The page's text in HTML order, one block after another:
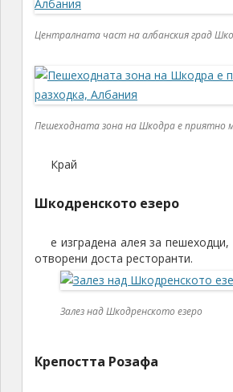
Централната част на албанския град
Пешеходната зона на Шкодра е приятно
Край
Шкодренското езеро
е изградена алея за
отворени доста ресторанти.
Залез над Шкодренското езеро
Крепостта Розафа